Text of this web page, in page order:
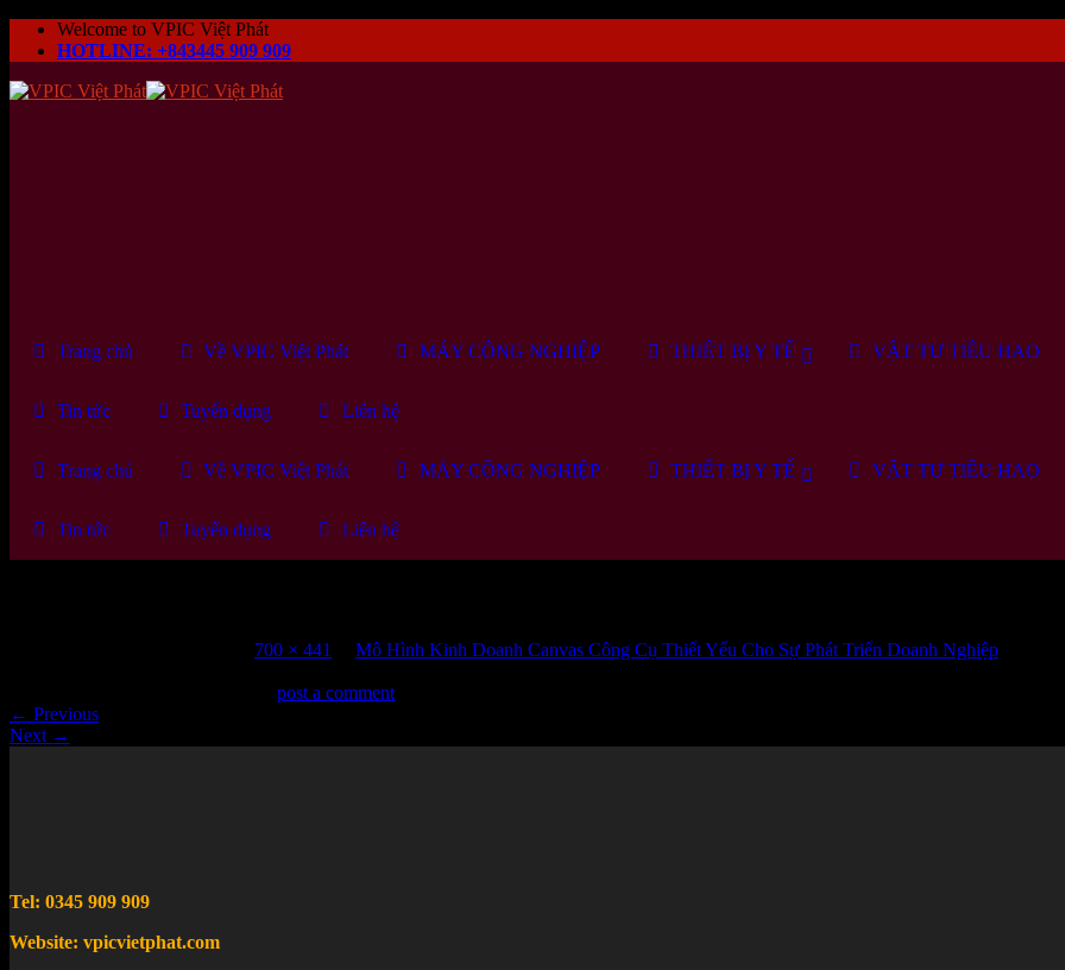
Skip
Welcome to VPIC Việt Phát
HOTLINE: +843445 909 909
Trang chủ Về VPIC Việt Phát MÁY CÔNG NGHIỆP THIẾT BỊ Y TẾ VẬT TƯ TIÊU HAO
Tin tức Tuyển dụng Liên hệ
Trang chủ Về VPIC Việt Phát MÁY CÔNG NGHIỆP THIẾT BỊ Y TẾ VẬT TƯ TIÊU HAO
Tin tức Tuyển dụng Liên hệ
700 × 441 Mô Hình Kinh Doanh Canvas Công Cụ Thiết Yếu Cho Sự Phát Triển Doanh Nghiệp
post a comment
← Previous
Next →
Tel: 0345 909 909
Website: vpicvietphat.com